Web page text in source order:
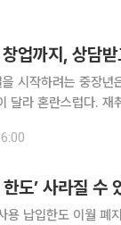
업까지, 상담
시작하려는 중장년
달라 혼란스럽다. 재
이 될 수 있다. 자신
도’ 사라질 수
납입한도 이월 폐지….